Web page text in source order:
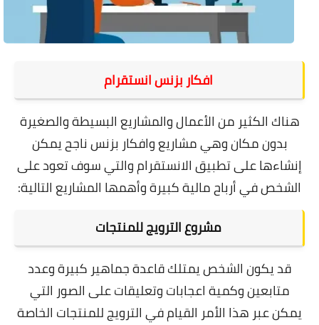
افكار بزنس انستقرام
هناك الكثير من الأعمال والمشاريع البسيطة والصغيرة
بدون مكان وهي مشاريع وافكار بزنس ناجح يمكن
إنشاءها على تطبيق الانستقرام والتي سوف تعود على
الشخص في أرباح مالية كبيرة وأهمها المشاريع التالية:
مشروع الترويج للمنتجات
قد يكون الشخص يمتلك قاعدة جماهير كبيرة وعدد
متابعين وكمية اعجابات وتعليقات على الصور التي
يمكن عبر هذا الأمر القيام في الترويج للمنتجات الخاصة